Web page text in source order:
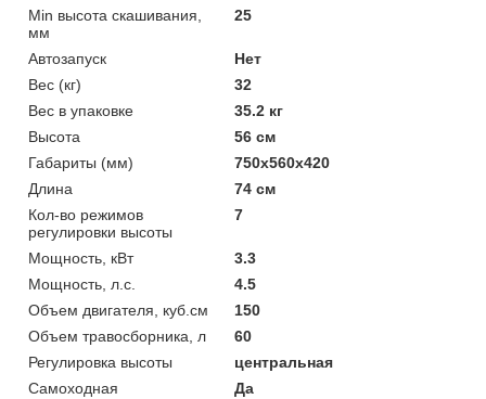
Min высота скашивания,
мм
25
Автозапуск
Нет
Вес (кг)
32
Вес в упаковке
35.2 кг
Высота
56 см
Габариты (мм)
750x560x420
Длина
74 см
Кол-во режимов
регулировки высоты
7
Мощность, кВт
3.3
Мощность, л.с.
4.5
Объем двигателя, куб.см
150
Объем травосборника, л
60
Регулировка высоты
центральная
Самоходная
Да